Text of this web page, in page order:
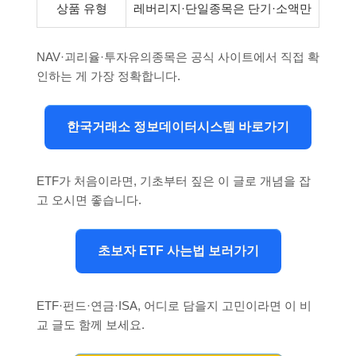
상품 유형 레버리지·단일종목은 단기·소액만
NAV·괴리율·투자유의종목은 공식 사이트에서 직접 확
인하는 게 가장 정확합니다.
한국거래소 정보데이터시스템 바로가기
ETF가 처음이라면, 기초부터 짚은 이 글로 개념을 잡
고 오시면 좋습니다.
초보자 ETF 사는법 보러가기
ETF·펀드·연금·ISA, 어디로 담을지 고민이라면 이 비
교 글도 함께 보세요.